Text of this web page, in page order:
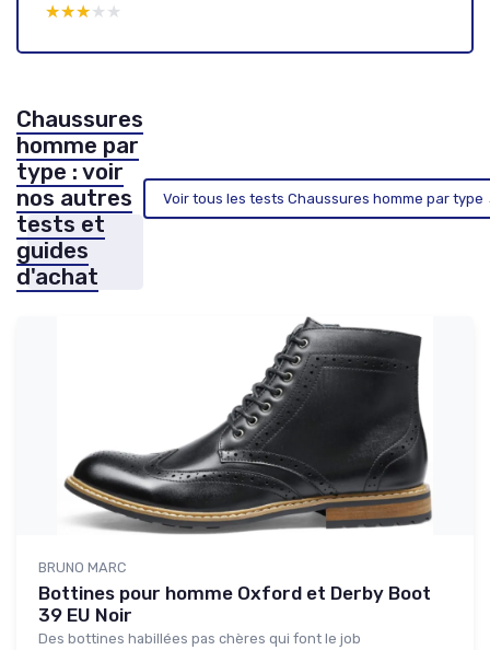
★★★★★
★★★★★
Chaussures
homme par
type : voir
nos autres
tests et
guides
d'achat
Voir tous les tests Chaussures homme par
BRUNO MARC
Bottines pour homme Oxford et Derby Boot
39 EU Noir
Des bottines habillées pas chères qui font le job